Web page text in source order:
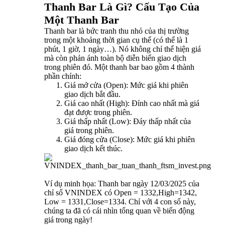
Thanh Bar Là Gì? Cấu Tạo Của
Một Thanh Bar
Thanh bar là bức tranh thu nhỏ của thị trường
trong một khoảng thời gian cụ thể (có thể là 1
phút, 1 giờ, 1 ngày…). Nó không chỉ thể hiện giá
mà còn phản ánh toàn bộ diễn biến giao dịch
trong phiên đó. Một thanh bar bao gồm 4 thành
phần chính:
Giá mở cửa (Open): Mức giá khi phiên
giao dịch bắt đầu.
Giá cao nhất (High): Đỉnh cao nhất mà giá
đạt được trong phiên.
Giá thấp nhất (Low): Đáy thấp nhất của
giá trong phiên.
Giá đóng cửa (Close): Mức giá khi phiên
giao dịch kết thúc.
Ví dụ minh họa: Thanh bar ngày 12/03/2025 của
chỉ số VNINDEX có Open = 1332,High=1342,
Low = 1331,Close=1334. Chỉ với 4 con số này,
chúng ta đã có cái nhìn tổng quan về biến động
giá trong ngày!